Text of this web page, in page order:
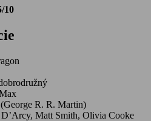
10
R. R. Martin)
Matt Smith, Olivia Cooke